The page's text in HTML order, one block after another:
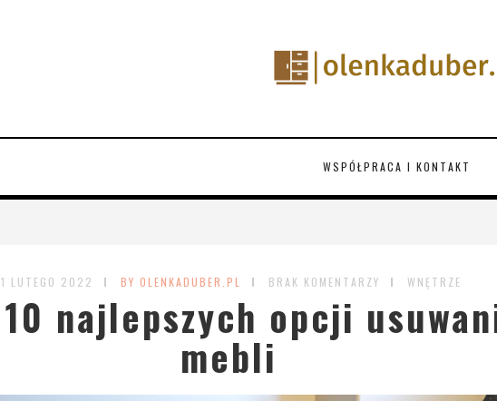
WSPÓŁPRACA I KONTAKT
LUTEGO 2022 BY OLENKADUBER.PL BRAK KOMENTARZY WNĘTRZE
najlepszych opcji
mebli